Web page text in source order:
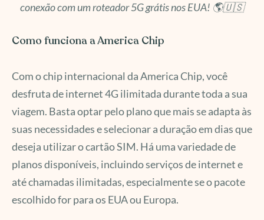
conexão com um roteador 5G grátis nos EUA! 🌎🇺🇸
Como funciona a America Chip
Com o chip internacional da America Chip, você
desfruta de internet 4G ilimitada durante toda a sua
viagem. Basta optar pelo plano que mais se adapta às
suas necessidades e selecionar a duração em dias que
deseja utilizar o cartão SIM. Há uma variedade de
planos disponíveis, incluindo serviços de internet e
até chamadas ilimitadas, especialmente se o pacote
escolhido for para os EUA ou Europa.